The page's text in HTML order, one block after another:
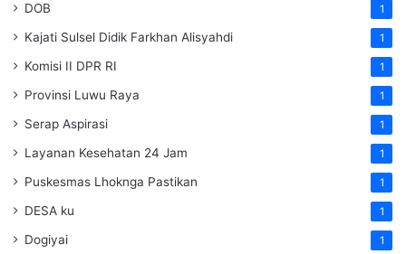
DOB 1
Kajati Sulsel Didik Farkhan Alisyahdi 1
Komisi II DPR RI 1
Provinsi Luwu Raya 1
Serap Aspirasi 1
Layanan Kesehatan 24 Jam 1
Puskesmas Lhoknga Pastikan 1
DESA ku 1
Dogiyai 1